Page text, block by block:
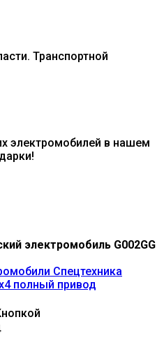
Транспортной
электромобилей в нашем
электромобиль G002GG
Спецтехника
полный привод